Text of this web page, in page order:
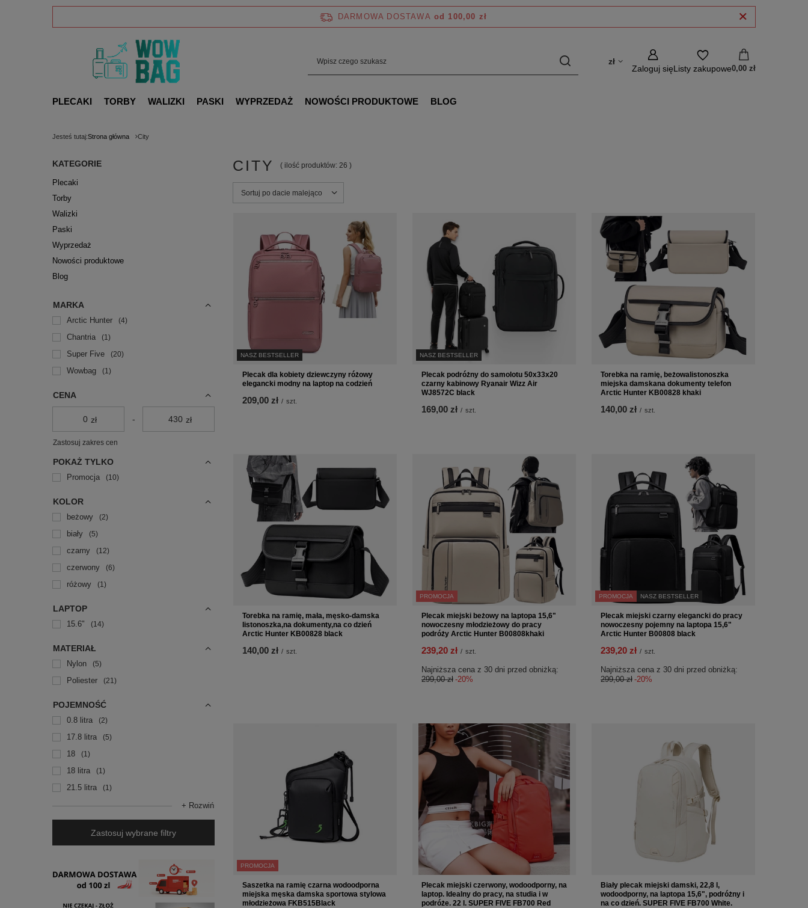
DARMOWA DOSTAWA od 100,00 zł
zł
Zaloguj sięListy zakupowe0,00 zł
PLECAKI TORBY WALIZKI PASKI WYPRZEDAŻ NOWOŚCI PRODUKTOWE BLOG
Jesteś tutaj:Strona główna City
KATEGORIE
Plecaki
Torby
Walizki
Paski
Wyprzedaż
Nowości produktowe
Blog
MARKA
Arctic Hunter 4
Chantria 1
Super Five 20
Wowbag 1
CENA
zł - zł
Zastosuj zakres cen
POKAŻ TYLKO
Promocja 10
KOLOR
beżowy 2
biały 5
czarny 12
czerwony 6
różowy 1
LAPTOP
15.6" 14
MATERIAŁ
Nylon 5
Poliester 21
POJEMNOŚĆ
0.8 litra 2
17.8 litra 5
18 1
18 litra 1
21.5 litra 1
+ Rozwiń
Zastosuj wybrane filtry
CITY ( ilość produktów: 26 )
Zmień sortowanie
Sortuj po dacie malejąco
NASZ BESTSELLER
Plecak dla kobiety dziewczyny różowy
elegancki modny na laptop na codzień
209,00 zł / szt.
NASZ BESTSELLER
Plecak podróżny do samolotu 50x33x20
czarny kabinowy Ryanair Wizz Air
WJ8572C black
169,00 zł / szt.
Torebka na ramię, beżowalistonoszka
miejska damskana dokumenty telefon
Arctic Hunter KB00828 khaki
140,00 zł / szt.
Torebka na ramię, mała, męsko-damska
listonoszka,na dokumenty,na co dzień
Arctic Hunter KB00828 black
140,00 zł / szt.
PROMOCJA
Plecak miejski beżowy na laptopa 15,6"
nowoczesny młodzieżowy do pracy
podróży Arctic Hunter B00808khaki
239,20 zł / szt.
Najniższa cena z 30 dni przed obniżką:
299,00 zł -20%
PROMOCJA NASZ BESTSELLER
Plecak miejski czarny elegancki do pracy
nowoczesny pojemny na laptopa 15,6"
Arctic Hunter B00808 black
239,20 zł / szt.
Najniższa cena z 30 dni przed obniżką:
299,00 zł -20%
PROMOCJA
Saszetka na ramię czarna wodoodporna
miejska męska damska sportowa stylowa
młodzieżowa FKB515Black
Plecak miejski czerwony, wodoodporny, na
laptop. Idealny do pracy, na studia i w
podróże. 22 l. SUPER FIVE FB700 Red
Biały plecak miejski damski, 22,8 l,
wodoodporny, na laptopa 15,6", podróżny i
na co dzień. SUPER FIVE FB700 White.